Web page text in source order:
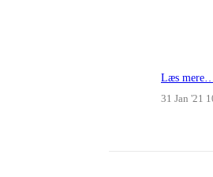
Læs mere…
31 Jan '21